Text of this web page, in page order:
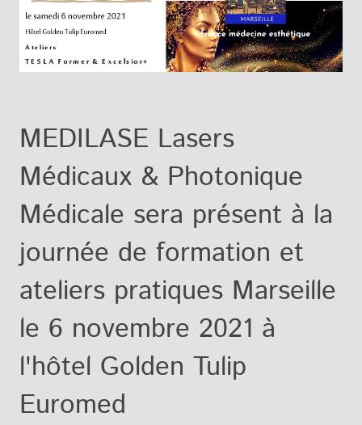
MEDILASE Lasers
Médicaux & Photonique
Médicale sera présent à la
journée de formation et
ateliers pratiques Marseille
le 6 novembre 2021 à
l'hôtel Golden Tulip
Euromed